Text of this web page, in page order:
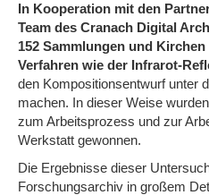
In Kooperation mit den
Team des Cranach Digital
152 Sammlungen und
Verfahren wie der Infrarot-
den Kompositionsentwurf unter
machen. In dieser Weise
zum Arbeitsprozess und zur
Werkstatt gewonnen.
Die Ergebnisse dieser
Forschungsarchiv in großem